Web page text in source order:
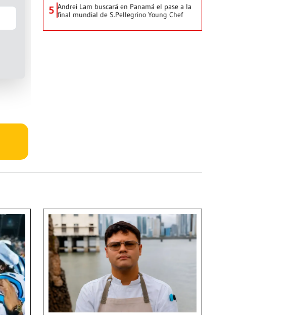
5 Andrei Lam buscará en Panamá el pase a la
final mundial de S.Pellegrino Young Chef